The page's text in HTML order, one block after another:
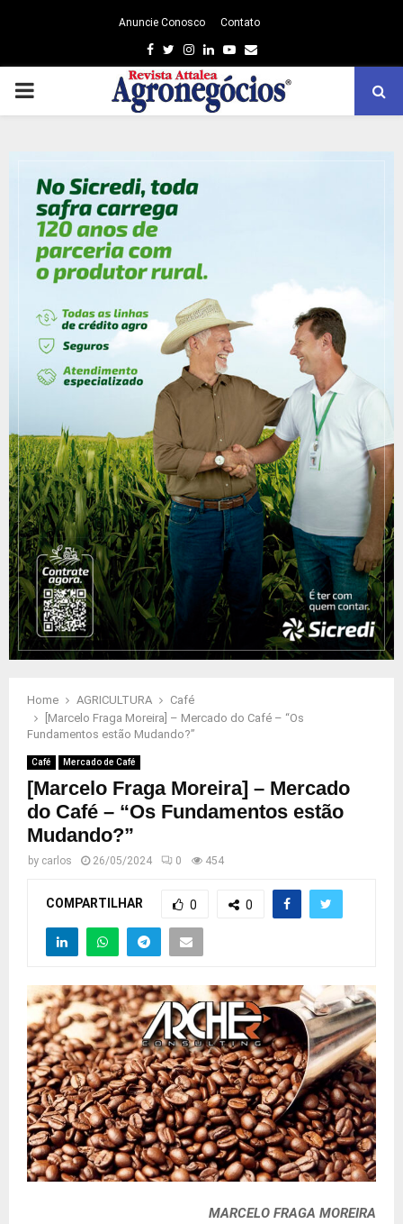
Anuncie Conosco Contato
Facebook
TwitterInstagram
LinkedinYoutube
Email
PRIMARY
Home AGRICULTURA
Café
[Marcelo Fraga Moreira] – Mercado do Café – “Os
Fundamentos estão Mudando?”
Café Mercado de Café
[Marcelo Fraga Moreira] – Mercado
do Café – “Os Fundamentos estão
Mudando?”
by carlos 26/05/2024 0 454
COMPARTILHAR 0 0
MARCELO FRAGA MOREIRA